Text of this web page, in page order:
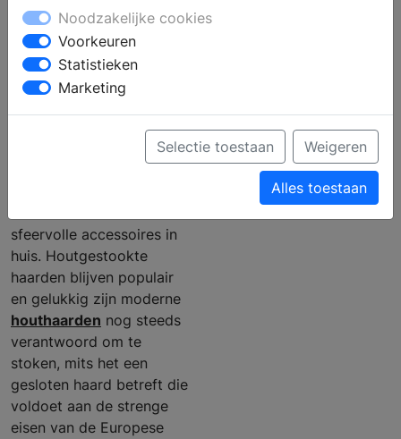
6 X
Inzethaarden
in het
interieur
sfeervolle accessoires in
huis. Houtgestookte
haarden blijven populair
en gelukkig zijn moderne
houthaarden nog steeds
verantwoord om te
stoken, mits het een
gesloten haard betreft die
voldoet aan de strenge
eisen van de Europese
Noodzakelijke cookies
Voorkeuren
Statistieken
Marketing
Selectie toestaan Weigeren
Alles toestaan